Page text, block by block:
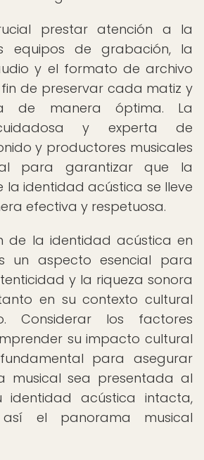
prestar atención a la
equipos de grabación, la
y el formato de archivo
fin de preservar cada matiz y
de manera óptima. La
y experta de
y productores musicales
para garantizar que la
la identidad acústica se lleve
efectiva y respetuosa.
de la identidad acústica en
un aspecto esencial para
y la riqueza sonora
en su contexto cultural
Considerar los factores
su impacto cultural
para asegurar
musical sea presentada al
identidad acústica intacta,
así el panorama musical